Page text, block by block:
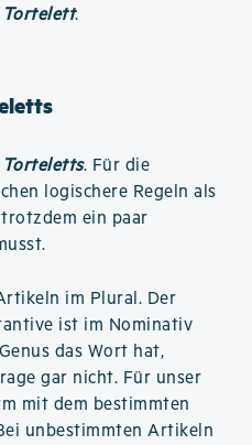
Tortelett.
Torteletts. Für die
logischere Regeln als
ein paar
im Plural. Der
ist im Nominativ
das Wort hat,
gar nicht. Für unser
mit dem bestimmten
unbestimmten Artikeln